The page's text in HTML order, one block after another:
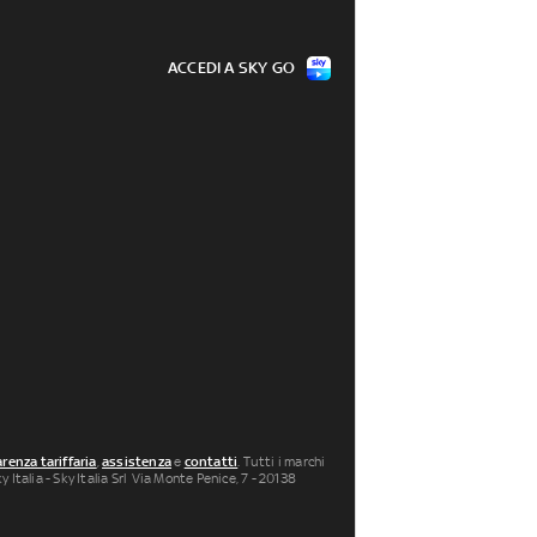
ACCEDI A SKY GO
tariffaria,assistenzae contatti. Tutti i marchi
- Sky Italia Srl Via Monte Penice, 7 - 20138